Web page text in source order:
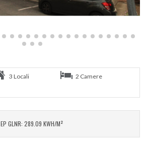
3 Locali
2 Camere
EP GLNR: 289.09 KWH/M²